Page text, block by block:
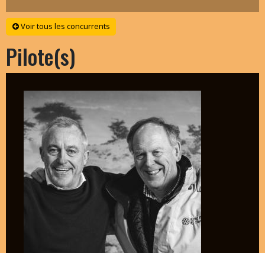
Voir tous les concurrents
Pilote(s)